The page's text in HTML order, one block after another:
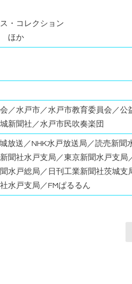
・コレクション
ほか
／水戸市／水戸市教育委員会／公
新聞社／水戸市民吹奏楽団
放送／NHK水戸放送局／読売新聞
聞社水戸支局／東京新聞水戸支局
水戸総局／日刊工業新聞社茨城支
水戸支局／FMぱるるん